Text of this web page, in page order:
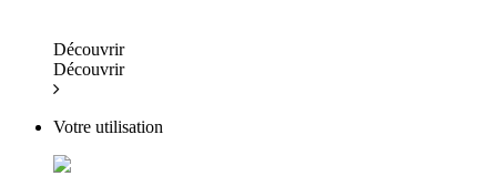
Découvrir
Découvrir
Votre utilisation